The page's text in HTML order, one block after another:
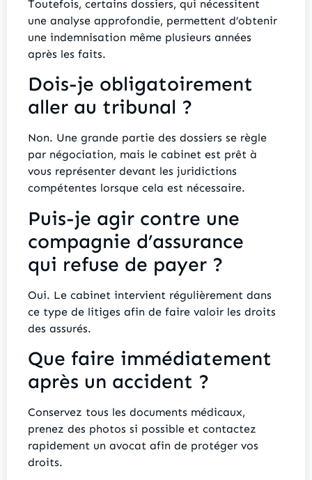
Toutefois, certains dossiers, qui nécessitent
une analyse approfondie, permettent d’obtenir
une indemnisation même plusieurs années
après les faits.
Dois-je obligatoirement
aller au tribunal ?
Non. Une grande partie des dossiers se règle
par négociation, mais le cabinet est prêt à
vous représenter devant les juridictions
compétentes lorsque cela est nécessaire.
Puis-je agir contre une
compagnie d’assurance
qui refuse de payer ?
Oui. Le cabinet intervient régulièrement dans
ce type de litiges afin de faire valoir les droits
des assurés.
Que faire immédiatement
après un accident ?
Conservez tous les documents médicaux,
prenez des photos si possible et contactez
rapidement un avocat afin de protéger vos
droits.